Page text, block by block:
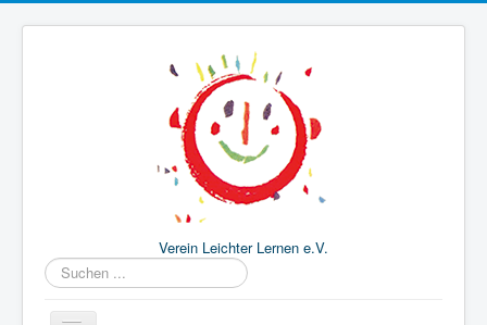
Verein Leichter Lernen e.V.
Suchen
...